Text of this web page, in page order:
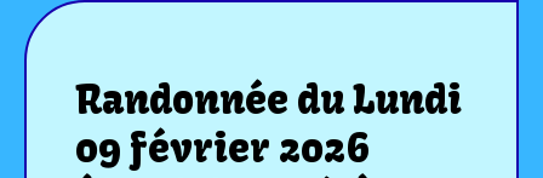
Randonnée du Lundi
09 février 2026